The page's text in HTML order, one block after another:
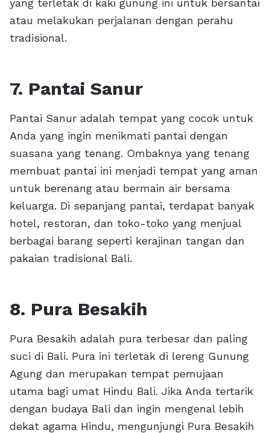
yang terletak di kaki gunung ini untuk bersantai
atau melakukan perjalanan dengan perahu
tradisional.
7. Pantai Sanur
Pantai Sanur adalah tempat yang cocok untuk
Anda yang ingin menikmati pantai dengan
suasana yang tenang. Ombaknya yang tenang
membuat pantai ini menjadi tempat yang aman
untuk berenang atau bermain air bersama
keluarga. Di sepanjang pantai, terdapat banyak
hotel, restoran, dan toko-toko yang menjual
berbagai barang seperti kerajinan tangan dan
pakaian tradisional Bali.
8. Pura Besakih
Pura Besakih adalah pura terbesar dan paling
suci di Bali. Pura ini terletak di lereng Gunung
Agung dan merupakan tempat pemujaan
utama bagi umat Hindu Bali. Jika Anda tertarik
dengan budaya Bali dan ingin mengenal lebih
dekat agama Hindu, mengunjungi Pura Besakih